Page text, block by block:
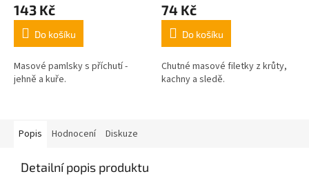
143 Kč
Do košíku
Masové pamlsky s příchutí -
jehně a kuře.
74 Kč
Do košíku
Chutné masové filetky z krůty,
kachny a sledě.
Popis Hodnocení Diskuze
Detailní popis produktu